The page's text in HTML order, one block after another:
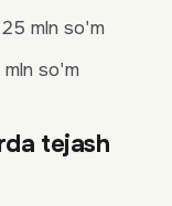
mln so'm
so'm
tejash